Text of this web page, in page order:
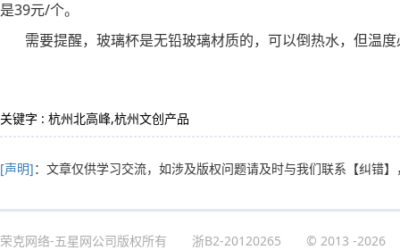
是39元/个。
需要提醒，玻璃杯是无铅玻璃材质的，可以倒热水，但温
关键字 : 杭州北高峰,杭州文创产品
[声明]：文章仅供学习交流，如涉及版权问题请及时与我们联系 【纠错】
荣克网络-五星网公司版权所有 浙B2-20120265 © 2013 -2026